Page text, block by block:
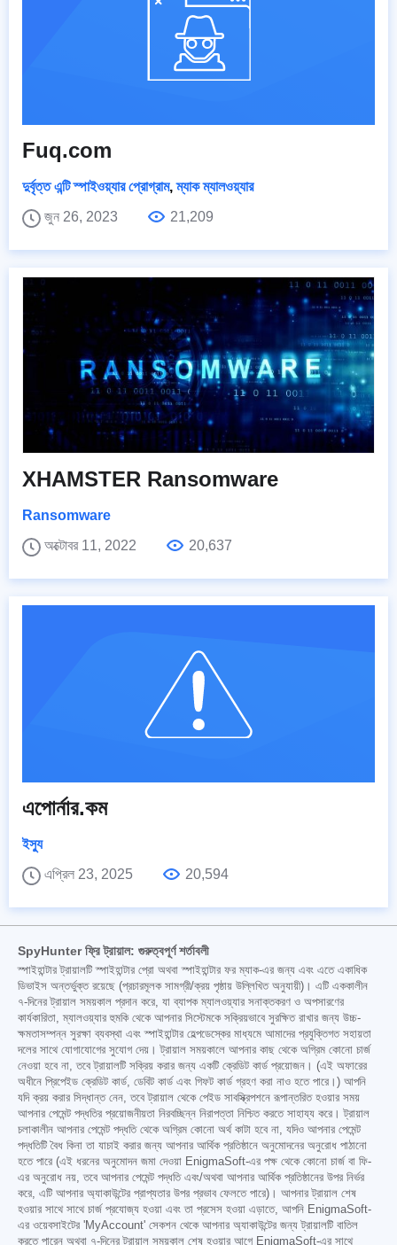
Fuq.com
দুর্বৃত্ত এন্টি স্পাইওয়্যার প্রোগ্রাম,ম্যাক ম্যালওয়্যার
জুন 26, 2023
21,209
XHAMSTER Ransomware
Ransomware
অক্টোবর 11, 2022
20,637
এপোর্নার.কম
ইস্যু
এপ্রিল 23, 2025
20,594
SpyHunter ফ্রি ট্রায়াল: গুরুত্বপূর্ণ শর্তাবলী
স্পাইহান্টার ট্রায়ালটি স্পাইহান্টার প্রো অথবা স্পাইহান্টার ফর ম্যাক-এর জন্য এবং এতে একাধিক
ডিভাইস অন্তর্ভুক্ত রয়েছে (প্রচারমূলক সামগ্রী/ক্রয় পৃষ্ঠায় উল্লিখিত অনুযায়ী)। এটি এককালীন
৭-দিনের ট্রায়াল সময়কাল প্রদান করে, যা ব্যাপক ম্যালওয়্যার সনাক্তকরণ ও অপসারণের
কার্যকারিতা, ম্যালওয়্যার হুমকি থেকে আপনার সিস্টেমকে সক্রিয়ভাবে সুরক্ষিত রাখার জন্য উচ্চ-
ক্ষমতাসম্পন্ন সুরক্ষা ব্যবস্থা এবং স্পাইহান্টার হেল্পডেস্কের মাধ্যমে আমাদের প্রযুক্তিগত সহায়তা
দলের সাথে যোগাযোগের সুযোগ দেয়। ট্রায়াল সময়কালে আপনার কাছ থেকে অগ্রিম কোনো চার্জ
নেওয়া হবে না, তবে ট্রায়ালটি সক্রিয় করার জন্য একটি ক্রেডিট কার্ড প্রয়োজন। (এই অফারের
অধীনে প্রিপেইড ক্রেডিট কার্ড, ডেবিট কার্ড এবং গিফট কার্ড গ্রহণ করা নাও হতে পারে।) আপনি
যদি ক্রয় করার সিদ্ধান্ত নেন, তবে ট্রায়াল থেকে পেইড সাবস্ক্রিপশনে রূপান্তরিত হওয়ার সময়
আপনার পেমেন্ট পদ্ধতির প্রয়োজনীয়তা নিরবচ্ছিন্ন নিরাপত্তা নিশ্চিত করতে সাহায্য করে। ট্রায়াল
চলাকালীন আপনার পেমেন্ট পদ্ধতি থেকে অগ্রিম কোনো অর্থ কাটা হবে না, যদিও আপনার পেমেন্ট
পদ্ধতিটি বৈধ কিনা তা যাচাই করার জন্য আপনার আর্থিক প্রতিষ্ঠানে অনুমোদনের অনুরোধ পাঠানো
হতে পারে (এই ধরনের অনুমোদন জমা দেওয়া EnigmaSoft-এর পক্ষ থেকে কোনো চার্জ বা ফি-
এর অনুরোধ নয়, তবে আপনার পেমেন্ট পদ্ধতি এবং/অথবা আপনার আর্থিক প্রতিষ্ঠানের উপর নির্ভর
করে, এটি আপনার অ্যাকাউন্টের প্রাপ্যতার উপর প্রভাব ফেলতে পারে)। আপনার ট্রায়াল শেষ
হওয়ার সাথে সাথে চার্জ প্রযোজ্য হওয়া এবং তা প্রসেস হওয়া এড়াতে, আপনি EnigmaSoft-
এর ওয়েবসাইটের 'MyAccount' সেকশন থেকে আপনার অ্যাকাউন্টের জন্য ট্রায়ালটি বাতিল
করতে পারেন অথবা ৭-দিনের ট্রায়াল সময়কাল শেষ হওয়ার আগে EnigmaSoft-এর সাথে